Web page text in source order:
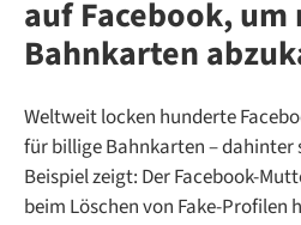
auf Facebook, um
Bahnkarten
Weltweit locken hunderte
für billige Bahnkarten – dahinter
Beispiel zeigt: Der Facebook-
beim Löschen von Fake-